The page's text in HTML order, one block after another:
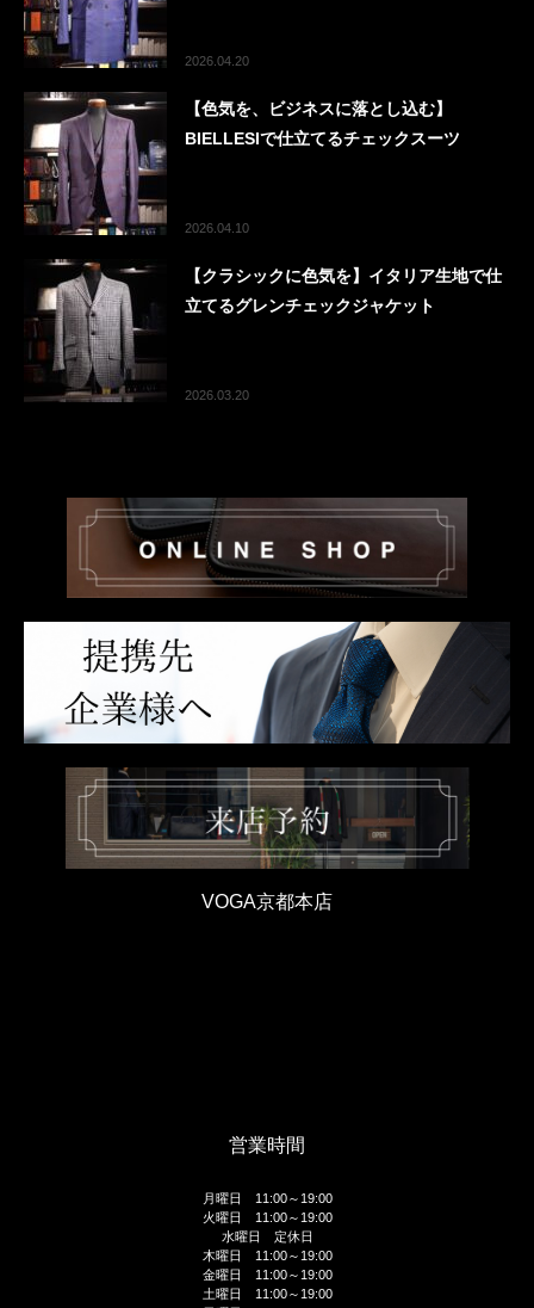
2026.04.20
【色気を、ビジネスに落とし込む】
BIELLESIで仕立てるチェックスーツ
2026.04.10
【クラシックに色気を】イタリア生地で仕
立てるグレンチェックジャケット
2026.03.20
VOGA京都本店
営業時間
月曜日 11:00～19:00
火曜日 11:00～19:00
水曜日 定休日
木曜日 11:00～19:00
金曜日 11:00～19:00
土曜日 11:00～19:00